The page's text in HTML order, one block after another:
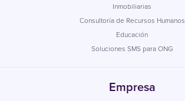
Inmobiliarias
Consultoría de Recursos Humanos
Educación
Soluciones SMS para ONG
Empresa